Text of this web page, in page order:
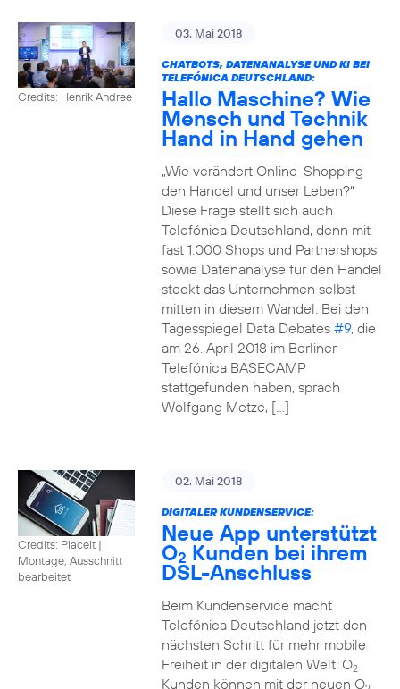
Credits: Henrik Andree
03. Mai 2018
CHATBOTS, DATENANALYSE UND KI BEI
TELEFÓNICA DEUTSCHLAND:
Hallo Maschine? Wie
Mensch und Technik
Hand in Hand gehen
„Wie verändert Online-Shopping
den Handel und unser Leben?“
Diese Frage stellt sich auch
Telefónica Deutschland, denn mit
fast 1.000 Shops und Partnershops
sowie Datenanalyse für den Handel
steckt das Unternehmen selbst
mitten in diesem Wandel. Bei den
Tagesspiegel Data Debates #9, die
am 26. April 2018 im Berliner
Telefónica BASECAMP
stattgefunden haben, sprach
Wolfgang Metze, […]
Credits: Placeit |
Montage, Ausschnitt
bearbeitet
02. Mai 2018
DIGITALER KUNDENSERVICE:
Neue App unterstützt
O2 Kunden bei ihrem
DSL-Anschluss
Beim Kundenservice macht
Telefónica Deutschland jetzt den
nächsten Schritt für mehr mobile
Freiheit in der digitalen Welt: O2
Kunden können mit der neuen O